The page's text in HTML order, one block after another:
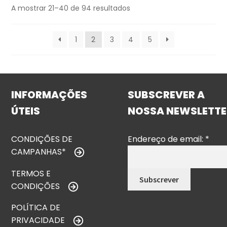
A mostrar 21–40 de 94 resultados
1 2 3 4 5
INFORMAÇÕES
ÚTEIS
CONDIÇÕES DE
CAMPANHAS*
TERMOS E
CONDIÇÕES
POLÍTICA DE
PRIVACIDADE
SUBSCREVER A
NOSSA
Endereço de email: *